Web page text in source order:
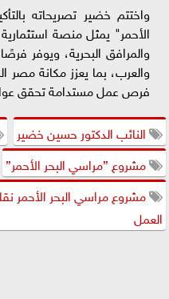
واختتم خضير تصريحاته
الأحمر" يمثل منصة
والمرافق البحرية، ويوفر
والعرب، بما يعزز مكانة مصر
فرص عمل مستدامة تحقق
النائب الدكتور حسين خضير
مشروع ”مراسي البحر الأحمر”
مشروع مراسي البحر الأحمر
العمل